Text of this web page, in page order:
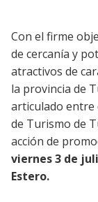
Con el firme
de cercanía y
atractivos de
la provincia de
articulado entre
de Turismo de
acción de
viernes 3 de
Estero.